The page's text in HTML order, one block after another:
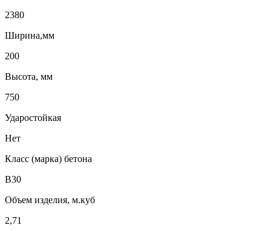
2380
Ширина,мм
200
Высота, мм
750
Ударостойкая
Нет
Класс (марка) бетона
В30
Объем изделия, м.куб
2,71